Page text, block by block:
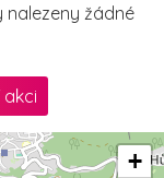
nalezeny žádné
akci
+